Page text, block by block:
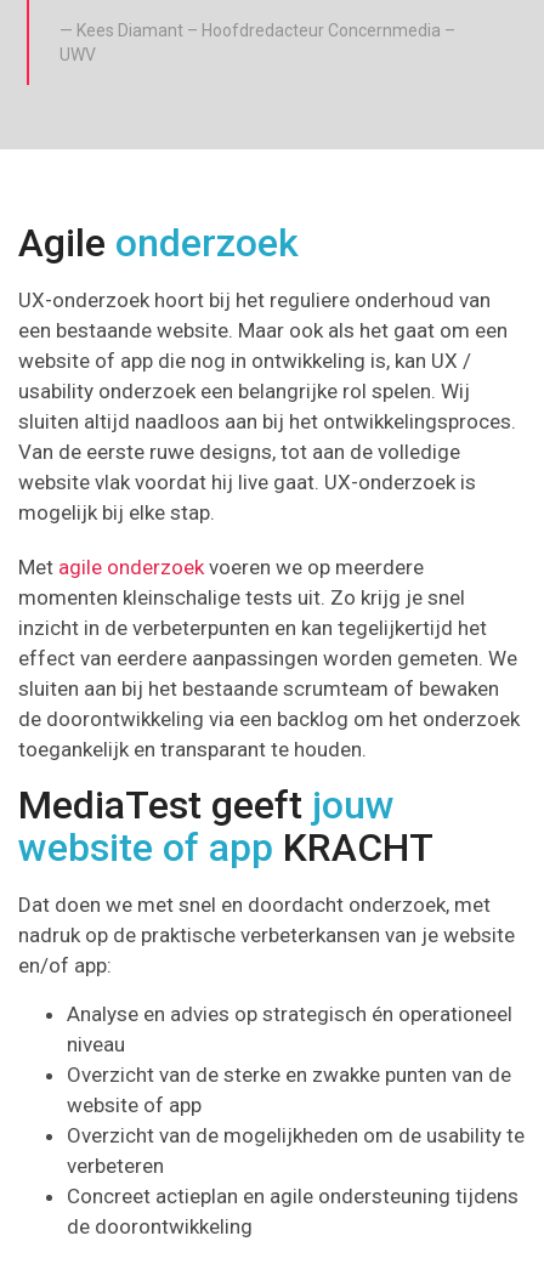
Kees Diamant – Hoofdredacteur Concernmedia –
UWV
Agile onderzoek
UX-onderzoek hoort bij het reguliere onderhoud van
een bestaande website. Maar ook als het gaat om een
website of app die nog in ontwikkeling is, kan UX /
usability onderzoek een belangrijke rol spelen. Wij
sluiten altijd naadloos aan bij het ontwikkelingsproces.
Van de eerste ruwe designs, tot aan de volledige
website vlak voordat hij live gaat. UX-onderzoek is
mogelijk bij elke stap.
Met agile onderzoek voeren we op meerdere
momenten kleinschalige tests uit. Zo krijg je snel
inzicht in de verbeterpunten en kan tegelijkertijd het
effect van eerdere aanpassingen worden gemeten. We
sluiten aan bij het bestaande scrumteam of bewaken
de doorontwikkeling via een backlog om het onderzoek
toegankelijk en transparant te houden.
MediaTest geeft jouw
website of app KRACHT
Dat doen we met snel en doordacht onderzoek, met
nadruk op de praktische verbeterkansen van je website
en/of app:
Analyse en advies op strategisch én operationeel
niveau
Overzicht van de sterke en zwakke punten van de
website of app
Overzicht van de mogelijkheden om de usability te
verbeteren
Concreet actieplan en agile ondersteuning tijdens
de doorontwikkeling